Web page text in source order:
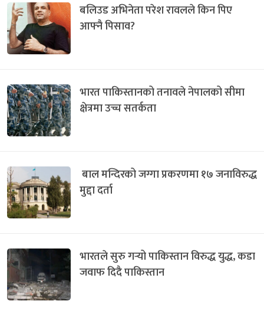
बलिउड अभिनेता परेश रावलले किन पिए
आफ्नै पिसाव?
भारत पाकिस्तानको तनावले नेपालको सीमा
क्षेत्रमा उच्च सतर्कता
बाल मन्दिरको जग्गा प्रकरणमा १७ जनाविरुद्ध
मुद्दा दर्ता
भारतले सुरु गर्‍यो पाकिस्तान विरुद्ध युद्ध, कडा
जवाफ दिदै पाकिस्तान